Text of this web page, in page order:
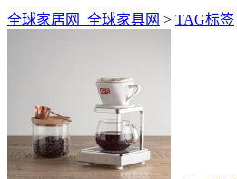
全球家居网_全球家具网 > TAG标签